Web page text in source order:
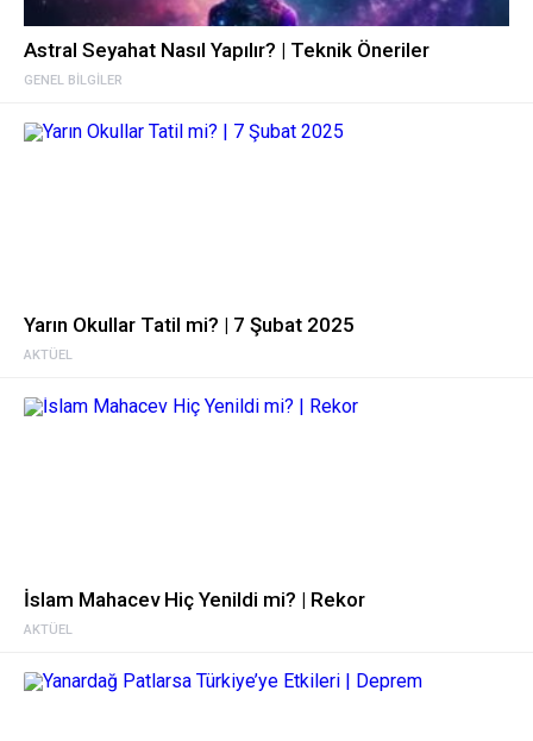
GENEL BILGILER
Astral Seyahat Nasıl Yapılır? | Teknik Öneriler
AKTÜEL
Yarın Okullar Tatil mi? | 7 Şubat 2025
AKTÜEL
İslam Mahacev Hiç Yenildi mi? | Rekor